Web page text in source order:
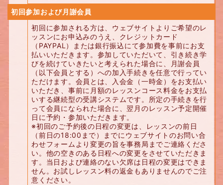
初回参加および月謝会員
初回に参加される方は、ウェブサイトよりご希望のレ
ッスンにお申込みのうえ、クレジットカード
（PAYPAL）または銀行振込にて参加費を事前にお支
払いいただきます。参加していただいて、引き続き学
びを続けていきたいと考えられた場合に、月謝会員
（以下会員とする）への加入手続きを任意で行ってい
ただけます。会員とは、入会金（一時金）をお支払い
いただき、事前に月額のレッスンコース料金をお支払
いする継続型の受講システムです。所定の手続きを行
って会員になられた場合に、翌月のレッスン予定開催
日に予約・参加いただきます。
※初回のご予約後の日程の変更は、レッスンの前日
（前日の18:00まで）までにウェブサイトのお問い合
わせフォームより変更の旨を事務局までご連絡くださ
い。他の空きのある日程への変更をさせていただきま
す。当日および連絡のない欠席は日程の変更はできま
せん。お試しレッスン料の返金もありませんのでご注
意ください。